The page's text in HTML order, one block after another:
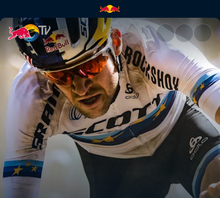
XCO Team-Wechsel 2021 |